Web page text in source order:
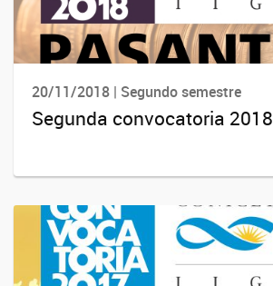
20/11/2018 | Segundo semestre
Segunda convocatoria 2018